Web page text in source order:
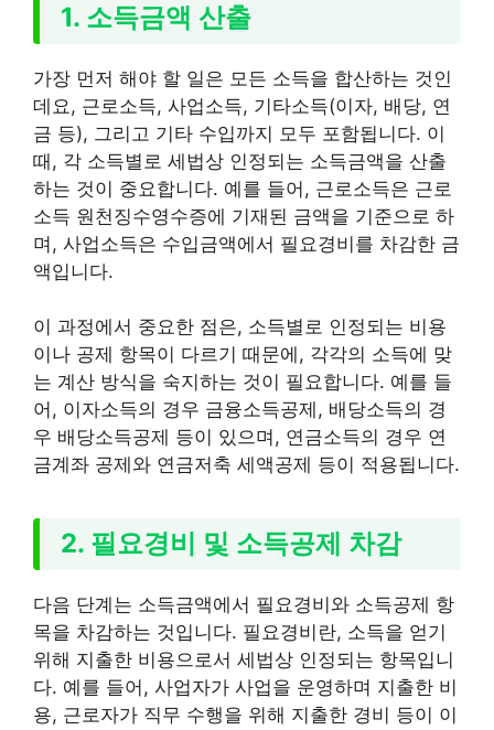
1. 소득금액 산출
가장 먼저 해야 할 일은 모든 소득을 합산하는 것인
데요, 근로소득, 사업소득, 기타소득(이자, 배당, 연
금 등), 그리고 기타 수입까지 모두 포함됩니다. 이
때, 각 소득별로 세법상 인정되는 소득금액을 산출
하는 것이 중요합니다. 예를 들어, 근로소득은 근로
소득 원천징수영수증에 기재된 금액을 기준으로 하
며, 사업소득은 수입금액에서 필요경비를 차감한 금
액입니다.
이 과정에서 중요한 점은, 소득별로 인정되는 비용
이나 공제 항목이 다르기 때문에, 각각의 소득에 맞
는 계산 방식을 숙지하는 것이 필요합니다. 예를 들
어, 이자소득의 경우 금융소득공제, 배당소득의 경
우 배당소득공제 등이 있으며, 연금소득의 경우 연
금계좌 공제와 연금저축 세액공제 등이 적용됩니다.
2. 필요경비 및 소득공제 차감
다음 단계는 소득금액에서 필요경비와 소득공제 항
목을 차감하는 것입니다. 필요경비란, 소득을 얻기
위해 지출한 비용으로서 세법상 인정되는 항목입니
다. 예를 들어, 사업자가 사업을 운영하며 지출한 비
용, 근로자가 직무 수행을 위해 지출한 경비 등이 이